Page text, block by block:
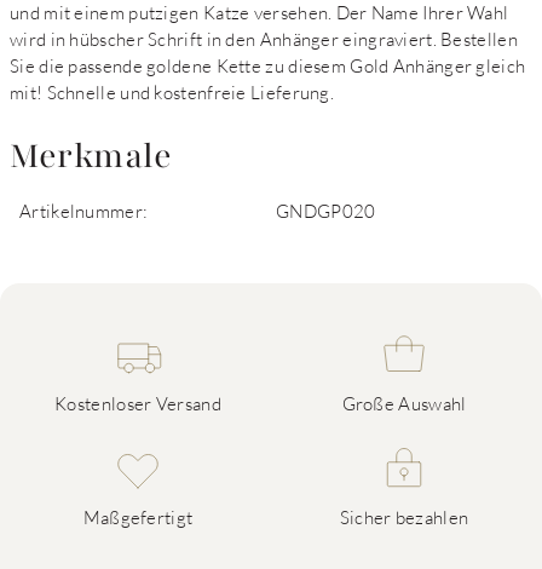
und mit einem putzigen Katze versehen. Der Name Ihrer Wahl
wird in hübscher Schrift in den Anhänger eingraviert. Bestellen
Sie die passende goldene Kette zu diesem Gold Anhänger gleich
mit! Schnelle und kostenfreie Lieferung.
Merkmale
Artikelnummer: GNDGP020
Kostenloser Versand Große Auswahl
Maßgefertigt Sicher bezahlen